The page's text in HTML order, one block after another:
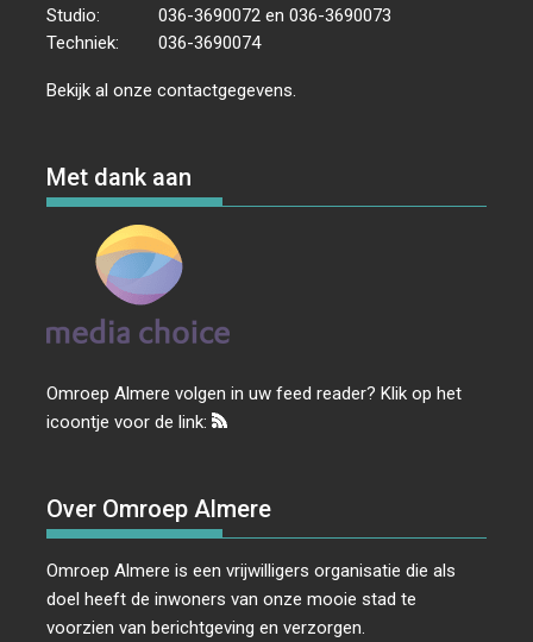
Studio:
036-3690072 en 036-3690073
Techniek:
036-3690074
Bekijk al onzecontactgegevens
Met dank aan
Omroep Almere volgen in uw feed reader? Klik op het
icoontje voor de link:
Over Omroep Almere
Omroep Almere is een vrijwilligers organisatie die als
doel heeft de inwoners van onze mooie stad te
voorzien van berichtgeving en verzorgen.